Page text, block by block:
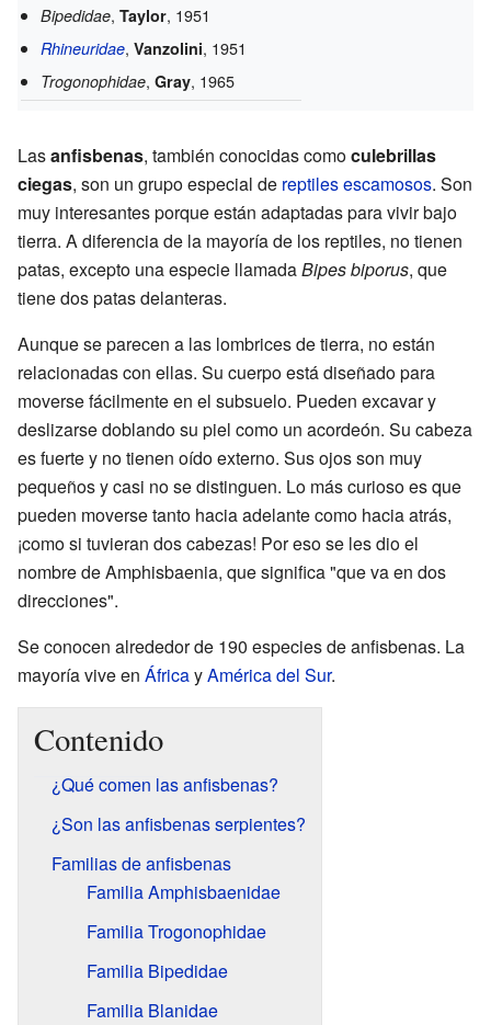
Bipedidae, Taylor, 1951
Rhineuridae, Vanzolini, 1951
Trogonophidae, Gray, 1965
Lasanfisbenas, también conocidas comoculebrillas
ciegas, son un grupo especial de reptilesescamosos. Son
muy interesantes porque están adaptadas para vivir bajo
tierra. A diferencia de la mayoría de los reptiles, no tienen
patas, excepto una especie llamadaBipes biporus, que
tiene dos patas delanteras.
Aunque se parecen a las lombrices de tierra, no están
relacionadas con ellas. Su cuerpo está diseñado para
moverse fácilmente en el subsuelo. Pueden excavar y
deslizarse doblando su piel como un acordeón. Su cabeza
es fuerte y no tienen oído externo. Sus ojos son muy
pequeños y casi no se distinguen. Lo más curioso es que
pueden moverse tanto hacia adelante como hacia atrás,
¡como si tuvieran dos cabezas! Por eso se les dio el
nombre de Amphisbaenia, que significa "que va en dos
direcciones".
Se conocen alrededor de 190 especies de anfisbenas. La
mayoría vive en ÁfricayAmérica del Sur.
Contenido
¿Qué comen las anfisbenas?
¿Son las anfisbenas serpientes?
Familias de anfisbenas
Familia Amphisbaenidae
Familia Trogonophidae
Familia Bipedidae
Familia Blanidae